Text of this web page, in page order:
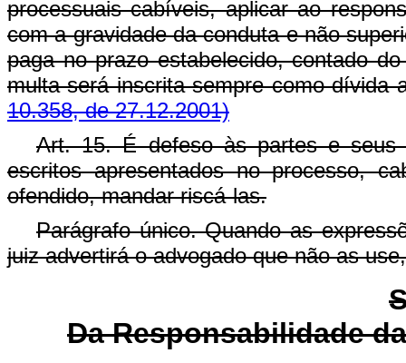
processuais cabíveis, aplicar ao
com a gravidade da conduta e não
paga no prazo estabelecido, contado
multa será inscrita sempre como dívida
10.358, de 27.12.2001)
Art. 15. É defeso às partes e seus
escritos apresentados no processo,
ofendido, mandar riscá-las.
Parágrafo único. Quando as
juiz advertirá o advogado que não as
Da Responsabilidade